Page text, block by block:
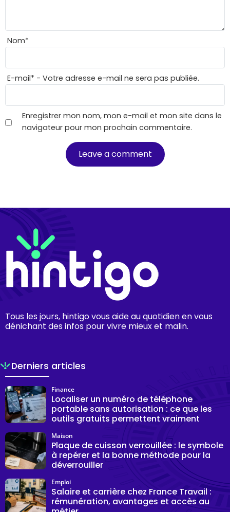
Nom*
E-mail* - Votre adresse e-mail ne sera pas publiée.
Enregistrer mon nom, mon e-mail et mon site dans le
navigateur pour mon prochain commentaire.
Tous les jours, hintigo vous aide au quotidien en vous
dénichant des infos pour vivre mieux et malin.
Derniers articles
Localiser un numéro de téléphone
portable sans autorisation : ce que les
outils gratuits permettent vraiment
Finance
Plaque de cuisson verrouillée : le symbole
à repérer et la bonne méthode pour la
déverrouiller
Maison
Salaire et carrière chez France Travail :
rémunération, avantages et accès au
Emploi